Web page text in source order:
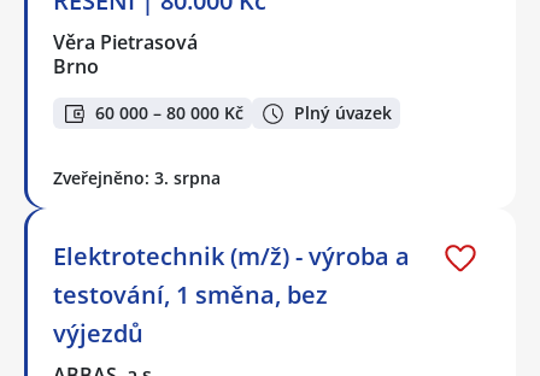
Věra Pietrasová
Brno
60 000 – 80 000 Kč Plný úvazek
Zveřejněno: 3. srpna
Elektrotechnik (m/ž) - výroba a
testování, 1 směna, bez
výjezdů